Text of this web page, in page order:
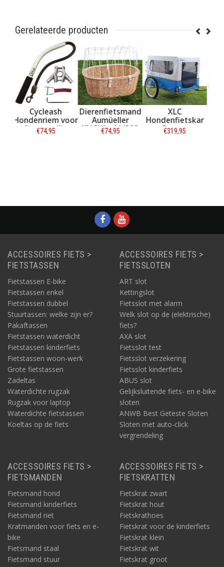
Gerelateerde producten
voor
Dierenfietsmand
Aumüeller
KLICKfix 11/888
€74,95
XLC
Hondenfietskar
Doggy
Zilver/Blauw
€319,95
Basil
Bevestigingsset
Edo voor
Hondenfietsmand
€34,95
ACCESSOIRES FIETS >
FIETSTASSEN
Fietstassen E-bike
Fietstassen enkel
Fietstassen dubbel
Stuurtassen: welke zijn er?
Pakaftassen
Fietstassen waterdicht
Fietstassen kinderfiets
Fietstassen woon-werk
Grote fietstassen
Zadeltas
Waterdichte rugzak
Rugzak voor laptop
Waterdichte fietstassen
Koeltas op de fiets
ACCESSOIRES FIETS >
FIETSSLOTEN
ART slot
Kettingslot
Fietsslot met alarm
Welk slot op de (elektrische)
fiets?
AXA slot
Fietsslot test
Fietsslot verzekering
Fietsslot kinderfiets
ABUS slot
Gelijksluitende fiets- en e-bike
sloten
ANWB Best Geteste Sloten
Sloten met auto-click
vergrendeling
ACCESSOIRES FIETS >
FIETSMANDEN
Fietsmand hond
Fietsmand kinderfiets
Fietsmand riet
Kratmanden voor fiets en e-
bike
Fietsmand staal
Fietsmand stuur
ACCESSOIRES FIETS >
FIETSKRATTEN
Fietskrat zwart
Fietskrat hout
Fietskrathoes
Fietskrat voor de kinderfiets
Fietskrat klein
Fietskrat wit
Fietskrat groot